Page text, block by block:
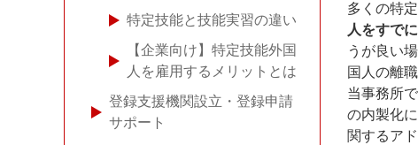
多くの特
人をすで
うが良い
国人の離
当事務所
の内製化
関するア
特定技能と技能実習の違い
【企業向け】特定技能外国
人を雇用するメリットとは
登録支援機関設立・登録申請
サポート